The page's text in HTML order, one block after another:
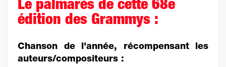
Le palmarès de cette 68e
édition des Grammys :
Chanson de l'année, récompensant les
auteurs/compositeurs :